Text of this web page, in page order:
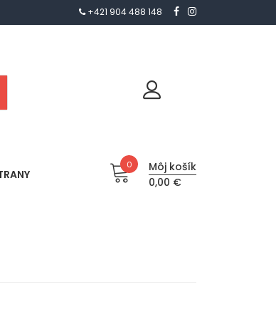
+421 904 488 148
0
Môj košík
0,00 €